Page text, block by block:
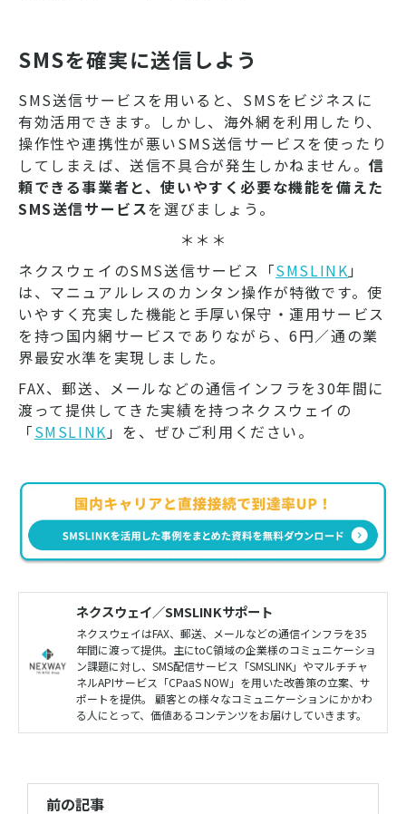
SMSを確実に送信しよう
SMS送信サービスを用いると、SMSをビジネスに
有効活用できます。しかし、海外網を利用したり、
操作性や連携性が悪いSMS送信サービスを使ったり
してしまえば、送信不具合が発生しかねません。信
頼できる事業者と、使いやすく必要な機能を備えた
SMS送信サービスを選びましょう。
＊＊＊
ネクスウェイのSMS送信サービス「SMSLINK」
は、マニュアルレスのカンタン操作が特徴です。使
いやすく充実した機能と手厚い保守・運用サービス
を持つ国内網サービスでありながら、6円／通の業
界最安水準を実現しました。
FAX、郵送、メールなどの通信インフラを30年間に
渡って提供してきた実績を持つネクスウェイの
「SMSLINK」を、ぜひご利用ください。
ネクスウェイ／SMSLINKサポート
ネクスウェイはFAX、郵送、メールなどの通信インフラを35
年間に渡って提供。主にtoC領域の企業様のコミュニケーショ
ン課題に対し、SMS配信サービス「SMSLINK」やマルチチャ
ネルAPIサービス「CPaaS NOW」を用いた改善策の立案、サ
ポートを提供。 顧客との様々なコミュニケーションにかかわ
る人にとって、価値あるコンテンツをお届けしていきます。
前の記事